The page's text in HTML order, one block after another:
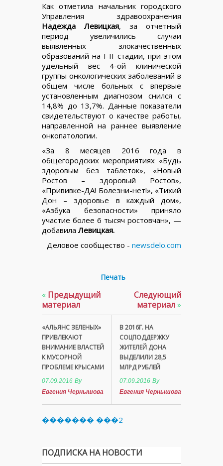
Как отметила начальник городского
Управления здравоохранения
Надежда Левицкая, за отчетный
период увеличились случаи
выявленных злокачественных
образований на I-II стадии, при этом
удельный вес 4-ой клинической
группы онкологических заболеваний в
общем числе больных с впервые
установленным диагнозом снился с
14,8% до 13,7%. Данные показатели
свидетельствуют о качестве работы,
направленной на раннее выявление
онкопатологии.
«За 8 месяцев 2016 года в
общегородских мероприятиях «Будь
здоровым без таблеток», «Новый
Ростов – здоровый Ростов»,
«Прививке-ДА! Болезни-нет!», «Тихий
Дон – здоровье в каждый дом»,
«Азбука безопасности» приняло
участие более 6 тысяч ростовчан», —
добавила Левицкая.
Деловое сообщество - newsdelo.com
Печать
« Предыдущий
материал
«АЛЬЯНС ЗЕЛЕНЫХ»
ПРИВЛЕКАЮТ
ВНИМАНИЕ ВЛАСТЕЙ
К МУСОРНОЙ
ПРОБЛЕМЕ КРЫСАМИ
07.09.2016 By
Евгения Чернышова
Следующий
материал»
В 2016Г. НА
СОЦПОДДЕРЖКУ
ЖИТЕЛЕЙ ДОНА
ВЫДЕЛИЛИ 28,5
МЛРД РУБЛЕЙ
07.09.2016 By
Евгения Чернышова
������� ���2
ПОДПИСКА НА НОВОСТИ